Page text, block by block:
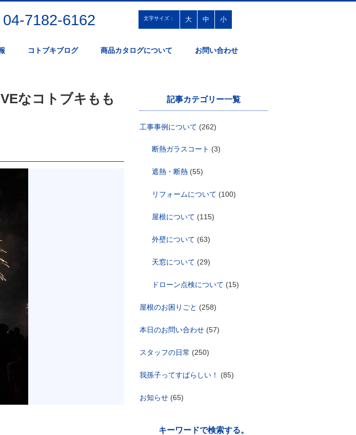
04-7182-6162 文字サイズ： 大 中 小
コトブキブログ 商品カタログについて お問い合わせ
なコトブキもも
記事カテゴリー一覧
工事事例について (262)
断熱ガラスコート (3)
遮熱・断熱 (55)
リフォームについて (100)
屋根について (115)
外壁について (63)
天窓について (29)
ドローン点検について (15)
屋根のお困りごと (258)
本日のお問い合わせ (57)
スタッフの日常 (250)
我孫子ってすばらしい！ (85)
お知らせ (65)
キーワードで検索する。